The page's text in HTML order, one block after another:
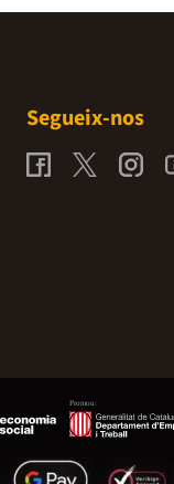
Segueix-nos
Promou: